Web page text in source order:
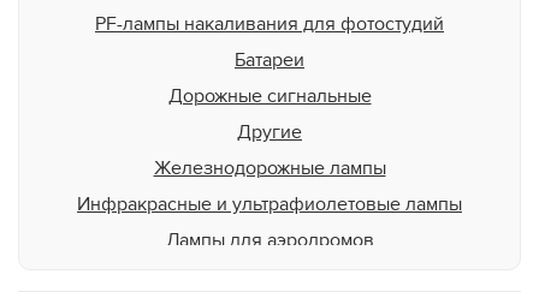
PF-лампы накаливания для фотостудий
Батареи
Дорожные сигнальные
Другие
Железнодорожные лампы
Инфракрасные и ультрафиолетовые лампы
Лампы для аэродромов